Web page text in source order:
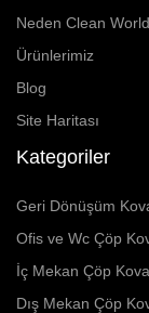
Neden Clean World
Ürünlerimiz
Blog
Site Haritası
Kategoriler
Geri Dönüşüm
Ofis ve Wc Çöp
İç Mekan Çöp
Dış Mekan Çöp